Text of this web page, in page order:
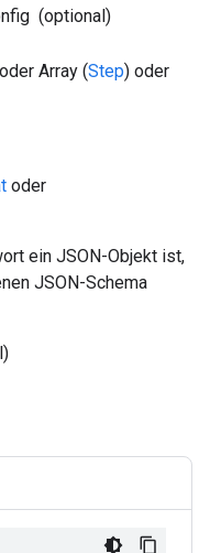
(optional)
Array (Step) oder
oder
ein JSON-Objekt ist,
JSON-Schema